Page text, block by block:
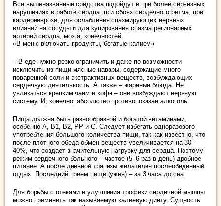
Все вышеназванные средства подойдут и при более серьезных
нарушениях в работе сердца: при сбоях сердечного ритма, при
кардионеврозе, для ослабления спазмирующих нервных
влияний на сосуды и для купирования спазма регионарных
артерий сердца, мозга, конечностей.
«В меню включать продукты, богатые калием»
– В еде нужно резко ограничить и даже по возможности
исключить из пищи мясные навары, содержащие много
поваренной соли и экстрактивных веществ, возбуждающих
сердечную деятельность. А также – жареные блюда. Не
увлекаться крепким чаем и кофе – они возбуждают нервную
систему. И, конечно, абсолютно противопоказан алкоголь.
Пища должна быть разнообразной и богатой витаминами,
особенно А, В1, В2, РР и С. Следует избегать одноразового
употребления большого количества пищи, так как известно, что
после плотного обеда обмен веществ увеличивается на 30–
40%, что создает значительную нагрузку для сердца. Поэтому
режим сердечного больного – частое (5–6 раз в день) дробное
питание. А после дневной трапезы желателен послеобеденный
отдых. Последний прием пищи (ужин) – за 3 часа до сна.
Для борьбы с отеками и улучшения трофики сердечной мышцы
можно применить так называемую калиевую диету. Сущность